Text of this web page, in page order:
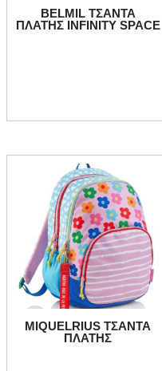
BELMIL ΤΣΑΝΤΑ
ΠΛΑΤΗΣ INFINITY SPACE
MIQUELRIUS ΤΣΑΝΤΑ
ΠΛΑΤΗΣ